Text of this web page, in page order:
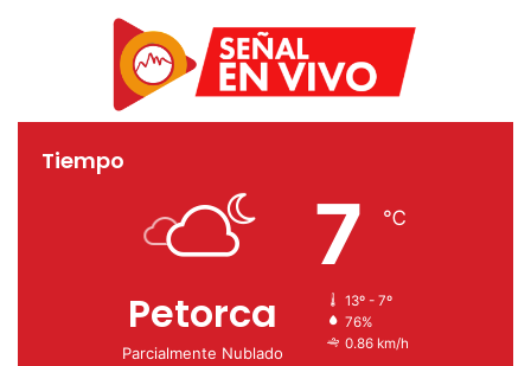
Tiempo
Petorca
Parcialmente Nublado
7 ℃
13º - 7º
76%
0.86 km/h